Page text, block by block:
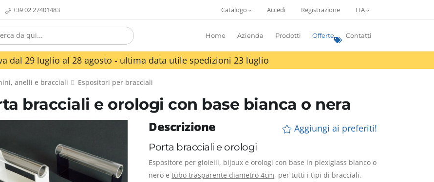
+39 02 27401483 Catalogo Accedi Registrazione ITA
Home Azienda Prodotti Offerte Contatti
dal 29 luglio al 28 agosto - ultima data utile spedizioni 23 luglio
anelli e bracciali Espositori per bracciali
bracciali e orologi con base bianca o nera
Descrizione
Aggiungi ai preferiti!
Porta bracciali e orologi
Espositore per gioielli, bijoux e orologi con base in plexiglass bianco o
nero etubo trasparente diametro 4cm, per tutti i tipi di bracciali,